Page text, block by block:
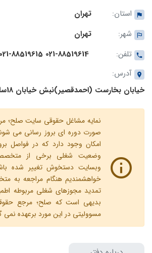
استان:
تهران
شهر:
تهران
تلفن:
آدرس:
خیابان بخارست (احمدقصیر)نبش خیابان 18ساختمان جردن واحد13
نمایه مشاغل حقوقی سایت صلح؛
صورت دوره ای بروز رسانی می
امکان وجود دارد که در فواصل
وضعیت شغلی برخی از
وبسایت دستخوش تغییر شده
خواهشمندیم هنگام مراجعه به
تمدید مجوزهای شغلی مربوطه
بدیهی است که صلح؛ مرجع
مسوولیتی در این مورد برعهده نمی